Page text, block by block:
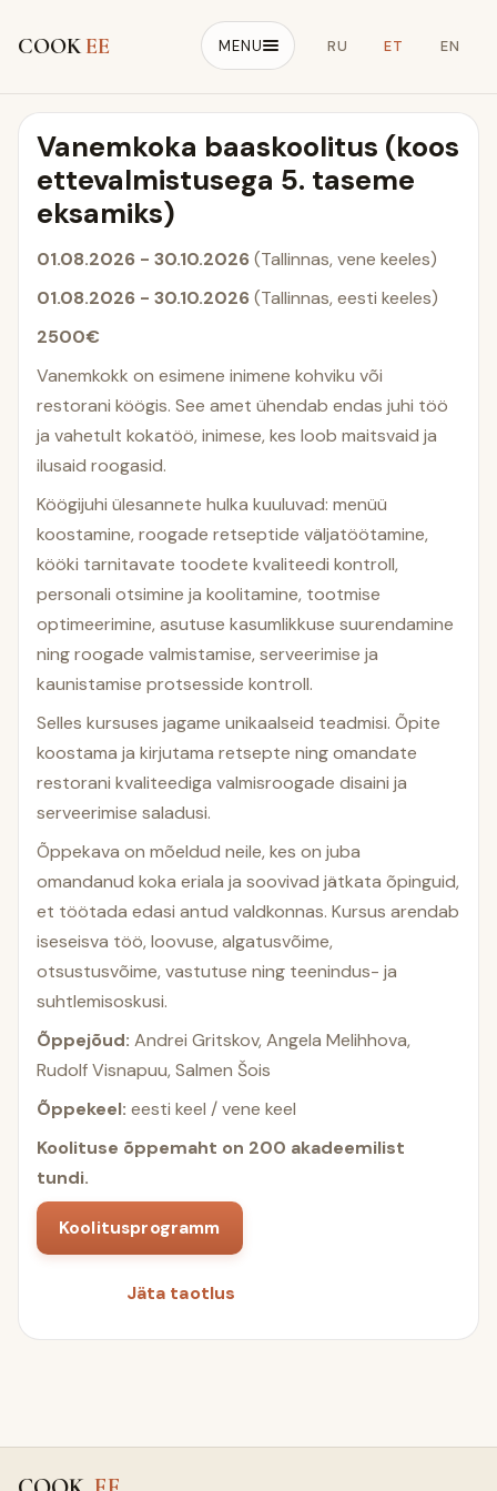
COOK EE MENU RU ET EN
Vanemkoka baaskoolitus (koos
ettevalmistusega 5. taseme
eksamiks)
01.08.2026 - 30.10.2026(Tallinnas, vene keeles)
01.08.2026 - 30.10.2026(Tallinnas, eesti keeles)
2500€
Vanemkokk on esimene inimene kohviku või
restorani köögis. See amet ühendab endas juhi töö
ja vahetult kokatöö, inimese, kes loob maitsvaid ja
ilusaid roogasid.
Köögijuhi ülesannete hulka kuuluvad: menüü
koostamine, roogade retseptide väljatöötamine,
kööki tarnitavate toodete kvaliteedi kontroll,
personali otsimine ja koolitamine, tootmise
optimeerimine, asutuse kasumlikkuse suurendamine
ning roogade valmistamise, serveerimise ja
kaunistamise protsesside kontroll.
Selles kursuses jagame unikaalseid teadmisi. Õpite
koostama ja kirjutama retsepte ning omandate
restorani kvaliteediga valmisroogade disaini ja
serveerimise saladusi.
Õppekava on mõeldud neile, kes on juba
omandanud koka eriala ja soovivad jätkata õpinguid,
et töötada edasi antud valdkonnas. Kursus arendab
iseseisva töö, loovuse, algatusvõime,
otsustusvõime, vastutuse ning teenindus- ja
suhtlemisoskusi.
Õppejõud: Andrei Gritskov, Angela Melihhova,
Rudolf Visnapuu, Salmen Šois
Õppekeel: eesti keel / vene keel
Koolituse õppemaht on 200 akadeemilist
tundi.
Koolitusprogramm
Jäta taotlus